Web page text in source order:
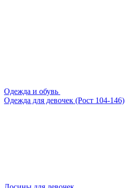
Одежда и обувь
Одежда для девочек (Рост 104-146)